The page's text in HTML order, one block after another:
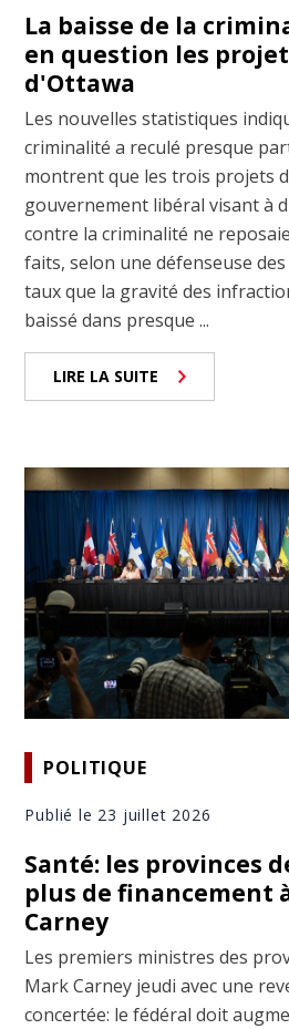
La baisse de la
en question les
d'Ottawa
Les nouvelles statistiques
criminalité a reculé presque
montrent que les trois projets
gouvernement libéral visant à
contre la criminalité ne
faits, selon une défenseuse
taux que la gravité des
baissé dans presque ...
LIRE LA SUITE
POLITIQUE
Publié le 23 juillet 2026
Santé: les provinces
plus de financement
Carney
Les premiers ministres des
Mark Carney jeudi avec une
concertée: le fédéral doit